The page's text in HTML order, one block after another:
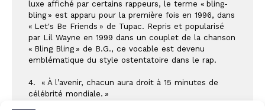
luxe affiché par certains rappeurs, le terme « bling-
bling » est apparu pour la première fois en 1996, dans
« Let's Be Friends » de Tupac. Repris et popularisé
par Lil Wayne en 1999 dans un couplet de la chanson
« Bling Bling » de B.G., ce vocable est devenu
emblématique du style ostentatoire dans le rap.
4.  « À l’avenir, chacun aura droit à 15 minutes de
célébrité mondiale. »